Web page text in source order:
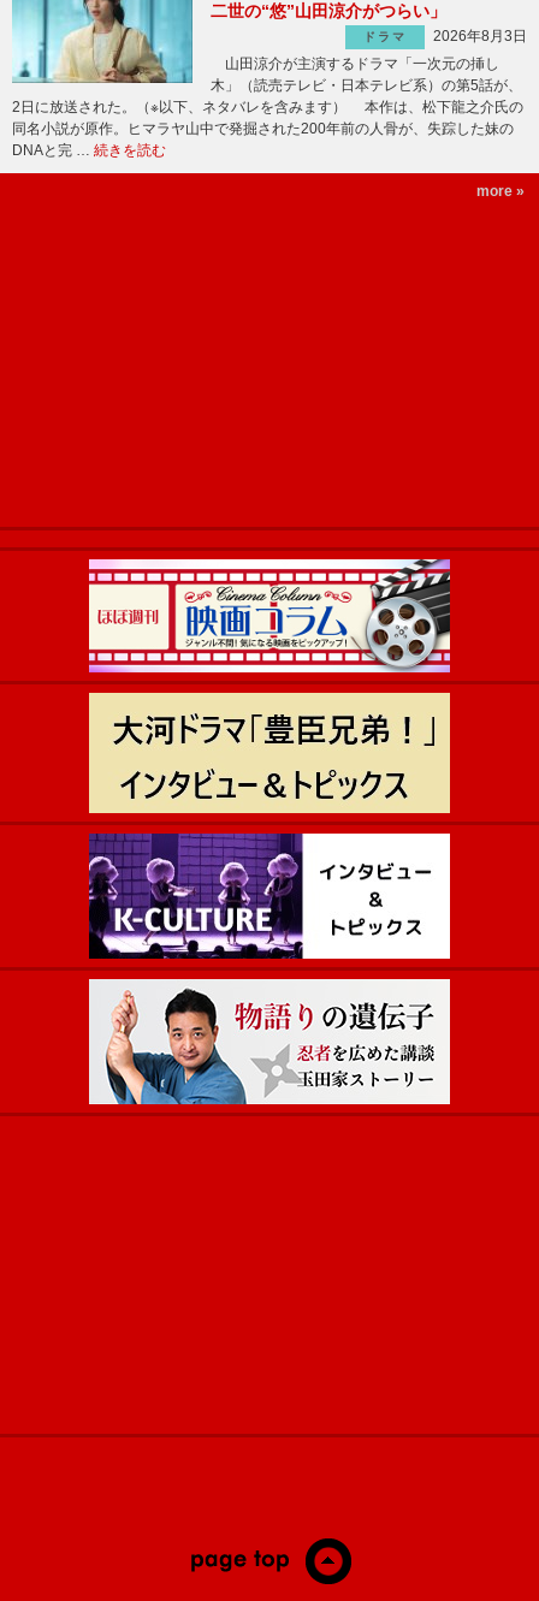
二世の“悠”山田涼介がつらい」
ドラマ
2026年8月3日
山田涼介が主演するドラマ「一次元の挿し
木」（読売テレビ・日本テレビ系）の第5話が、
2日に放送された。（※以下、ネタバレを含みます） 本作は、松下龍之介氏の
同名小説が原作。ヒマラヤ山中で発掘された200年前の人骨が、失踪した妹の
DNAと完 … 続きを読む
more »